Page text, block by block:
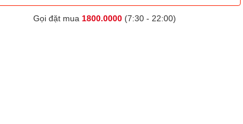
Gọi đặt mua 1800.0000(7:30 - 22:00)